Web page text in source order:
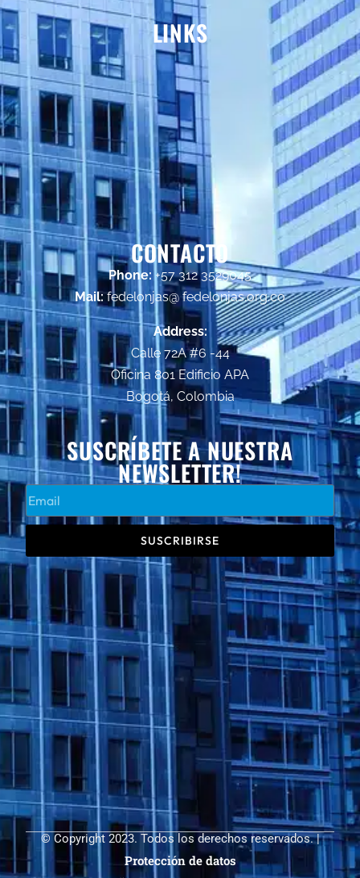
LINKS
CONTACTO
Phone: +57 312 3529045
Mail:fedelonjas@ fedelonjas.org.co
Address:
Calle 72A #6 -44
Oficina 801 Edificio APA
Bogotá, Colombia
SUSCRÍBETE A NUESTRA
NEWSLETTER!
SUSCRIBIRSE
© Copyright 2023. Todos los derechos reservados. |
Protección de datos